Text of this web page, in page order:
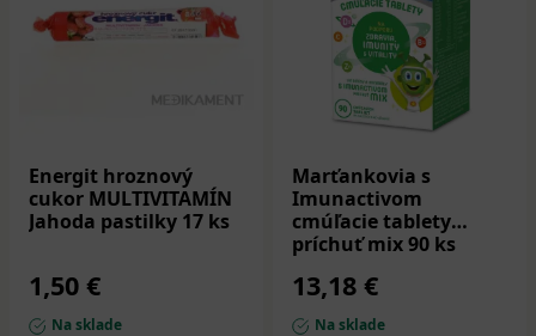
nachádza nevyhnutná kyselina listová, ktorá
zabezpečuje správny vývoj plodu.
detské multivitamíny s ovocnou príchuťou,
obsahujú 17 zložiek, vrátane železa. Vhodné na
posilnenie imunity, tiež pri miernejších formách
Energit hroznový
cukor MULTIVITAMÍN
Jahoda pastilky 17 ks
1,50 €
Na sklade
Marťankovia s
Imunactivom
cmúľacie tablety
príchuť mix 90 ks
13,18 €
Na sklade